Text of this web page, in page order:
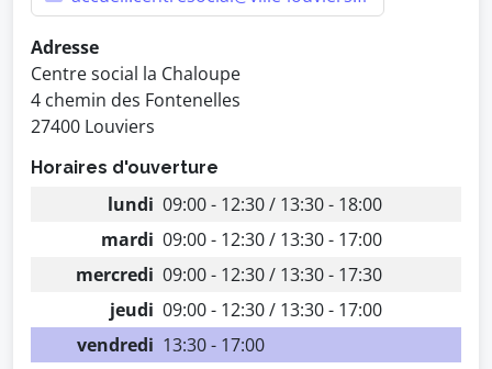
Adresse
Centre social la Chaloupe
4 chemin des Fontenelles
27400 Louviers
Horaires d'ouverture
lundi 09:00 - 12:30 / 13:30 - 18:00
mardi 09:00 - 12:30 / 13:30 - 17:00
mercredi 09:00 - 12:30 / 13:30 - 17:30
jeudi 09:00 - 12:30 / 13:30 - 17:00
vendredi 13:30 - 17:00